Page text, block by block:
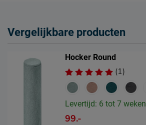
Vergelijkbare producten
Hocker Round
(1)
Levertijd: 6 tot 7 weken
99.-